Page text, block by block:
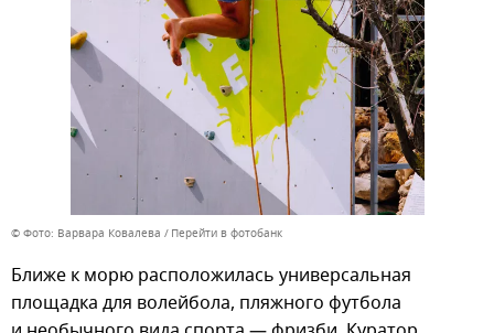
© Фото: Варвара Ковалева Перейти в фотобанк
Ближе к морю расположилась универсальная
площадка для волейбола, пляжного футбола